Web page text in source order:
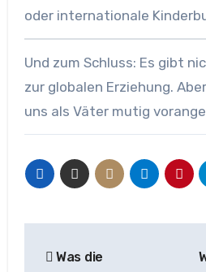
oder internationale
Und zum Schluss: Es gibt
zur globalen Erziehung.
uns als Väter mutig
Was die